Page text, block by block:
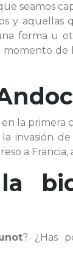
seamos
y aquellas
forma u
de
la primera
invasión de
a Francia,
? ¿Has